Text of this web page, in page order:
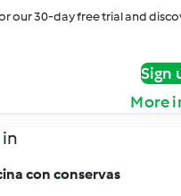
our 30-day free trial and
Sign
More
con conservas